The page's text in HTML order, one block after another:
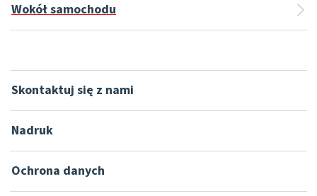
Wokół samochodu
Skontaktuj się z nami
Nadruk
Ochrona danych